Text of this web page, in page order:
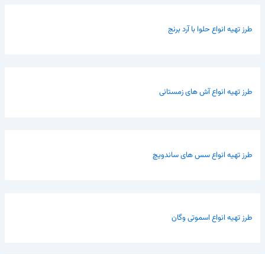
طرز تهیه انواع حلوا با آرد برنج
طرز تهیه انواع آش های زمستانی
طرز تهیه انواع سس های ساندویچ
طرز تهیه انواع اسموتی وگان